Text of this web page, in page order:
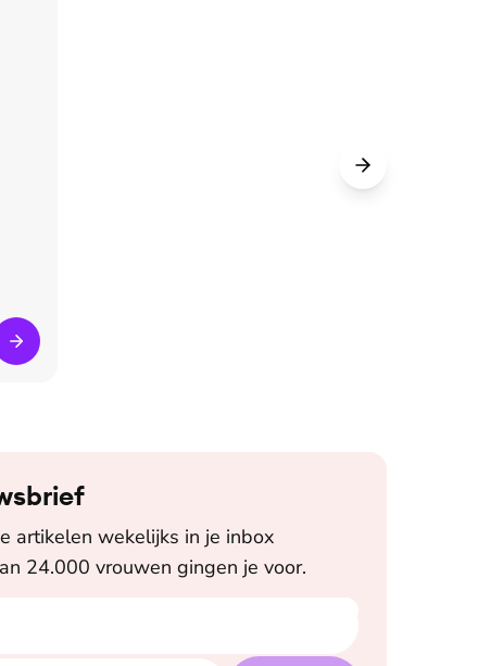
artikelen wekelijks in je inbox
24.000 vrouwen gingen je voor.